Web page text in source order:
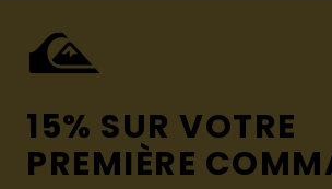
15% SUR VOTRE
PREMIÈRE